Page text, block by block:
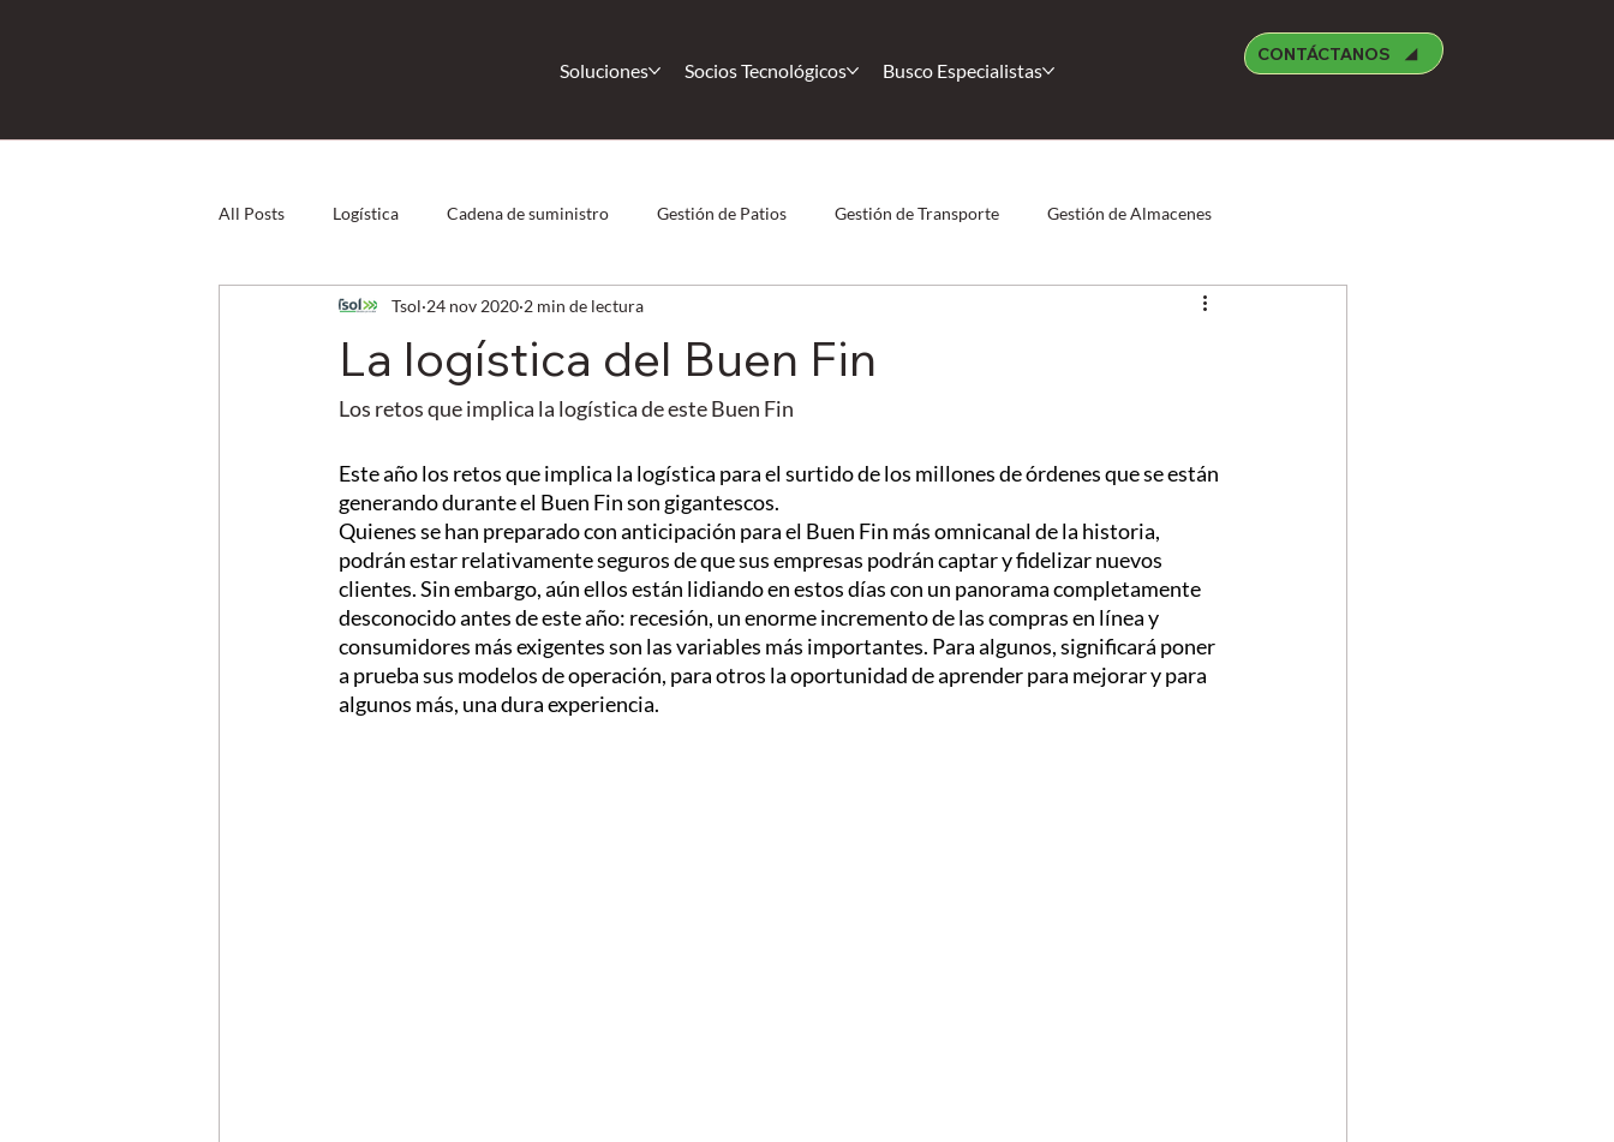
Soluciones Socios Tecnológicos Busco Especialistas
CONTÁCTANOS
All Posts Logística Cadena de suministro Gestión de Patios Gestión de Transporte Gestión de Almacenes
Direct Store Delivery Capital Humano
Logística Inversa eCommerce Körber Comunidad
La logística del Buen Fin
Tsol 24 nov 2020 2 min de lectura
Los retos que implica la logística de este Buen Fin
Este año los retos que implica la logística para el surtido de los millones de órdenes que se están
generando durante el Buen Fin son gigantescos.
Quienes se han preparado con anticipación para el Buen Fin más omnicanal de la historia,
podrán estar relativamente seguros de que sus empresas podrán captar y fidelizar nuevos
clientes. Sin embargo, aún ellos están lidiando en estos días con un panorama completamente
desconocido antes de este año: recesión, un enorme incremento de las compras en línea y
consumidores más exigentes son las variables más importantes. Para algunos, significará poner
a prueba sus modelos de operación, para otros la oportunidad de aprender para mejorar y para
algunos más, una dura experiencia.